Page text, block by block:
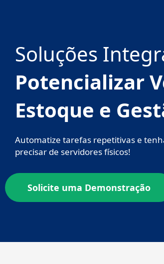
Soluções
Potencializar
Estoque e
Automatize tarefas repetitivas e
precisar de servidores físicos!
Solicite uma Demonstração